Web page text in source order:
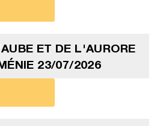
ET DE L'AURORE
23/07/2026